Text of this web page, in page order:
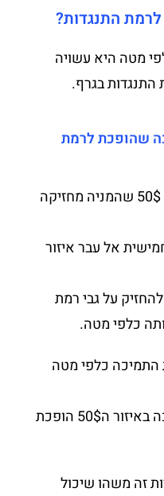
התנגדות?
מטה היא עשויה
התנגדות בגרף.
שהופכת לרמת
קיימת רמת תמיכה במחיר של 50$ שהמניה מחזיקה
אל עבר איזור
על גבי רמת
כלפי מטה
אז רמת התמיכה שהיתה עד כה באיזור ה50$ הופכת
זה משהו שיכול